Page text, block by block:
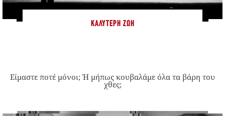
ΚΑΛΎΤΕΡΗ ΖΩΉ
Είμαστε ποτέ μόνοι; Ή μήπως κουβαλάμε όλα τα βάρη του
χθες;